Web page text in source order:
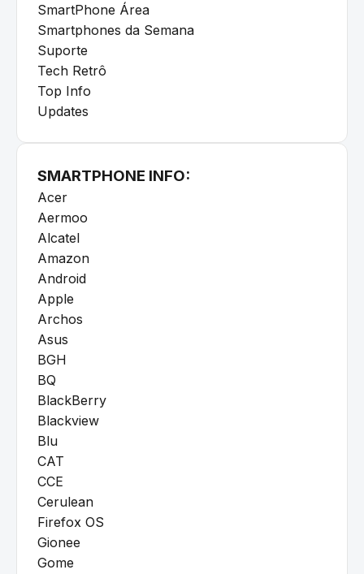
SmartPhone Área
Smartphones da Semana
Suporte
Tech Retrô
Top Info
Updates
SMARTPHONE INFO:
Acer
Aermoo
Alcatel
Amazon
Android
Apple
Archos
Asus
BGH
BQ
BlackBerry
Blackview
Blu
CAT
CCE
Cerulean
Firefox OS
Gionee
Gome